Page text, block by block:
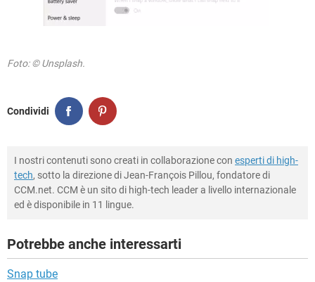
Foto: © Unsplash.
Condividi
I nostri contenuti sono creati in collaborazione con esperti di high-
tech, sotto la direzione di Jean-François Pillou, fondatore di
CCM.net. CCM è un sito di high-tech leader a livello internazionale
ed è disponibile in 11 lingue.
Potrebbe anche interessarti
Snap tube